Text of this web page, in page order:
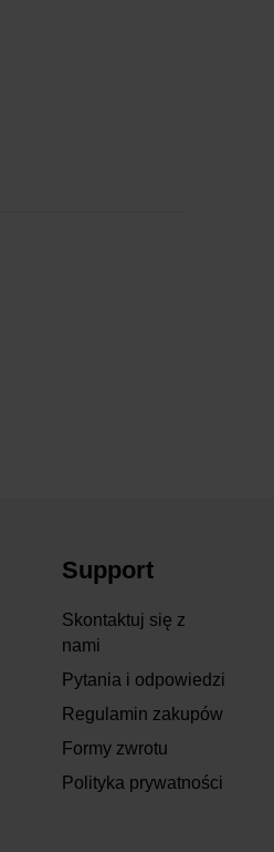
Support
Skontaktuj się z
nami
Pytania i odpowiedzi
Regulamin zakupów
Formy zwrotu
Polityka prywatności